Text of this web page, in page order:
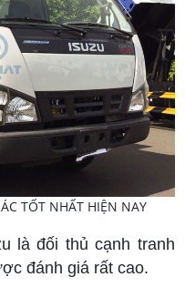
TỐT NHẤT HIỆN NAY
là đối thủ cạnh tranh
đánh giá rất cao.